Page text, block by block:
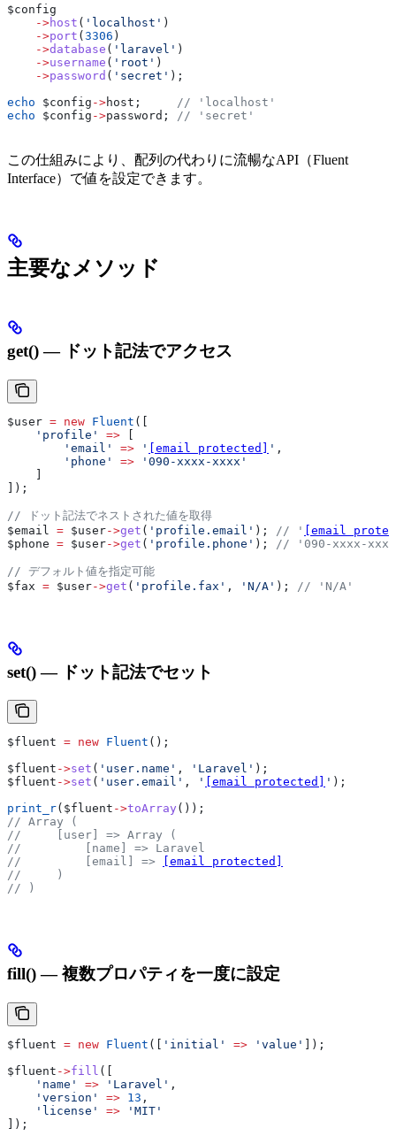
$config
    ->
host ( 'localhost' )
    ->
port ( 3306 )
    ->
database ( 'laravel' )
    ->
username ( 'root' )
    ->
password ( 'secret' );
echo $config ->host ; // 'localhost'
echo $config ->password ; // 'secret'
この仕組みにより、配列の代わりに流暢なAPI（Fluent
Interface）で値を設定できます。
主要なメソッド
get() — ドット記法でアクセス
$user = new Fluent ([
    'profile'
=>
        'email'
=> ' [email protected] ' ,
        'phone'
=> '090-xxxx-xxxx'
]);
// ドット記法でネストされた値を取得
$email
= $user->get ( 'profile.email' ); // '
[email
$phone = $user->get ( 'profile.phone' ); // '090-xxxx-
// デフォルト値を指定可能
$fax = $user->get ( 'profile.fax' , 'N/A' ); // 'N/A'
set() — ドット記法でセット
$fluent = new Fluent ();
$fluent ->set ( 'user.name' , 'Laravel' );
$fluent ->set ( 'user.email' , ' [email protected] ' );
print_r( $fluent ->toArray ());
// Array (
//     [user] => Array (
//         [name] => Laravel
//         [email] =>
[email protected]
//     )
// )
fill() — 複数プロパティを一度に設定
$fluent = new Fluent ([ 'initial' => 'value' ]);
$fluent ->fill ([
    'name'
=> 'Laravel' ,
    'version'
=> 13 ,
    'license'
=> 'MIT'
]);